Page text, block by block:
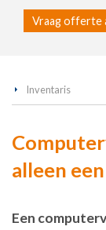
Vraag offerte
Inventaris
alleen
Een